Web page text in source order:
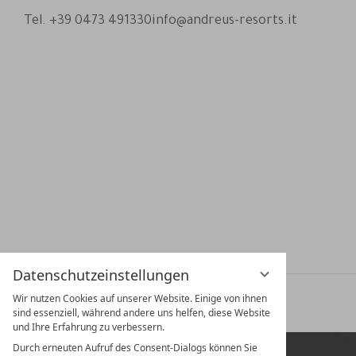
Datenschutzeinstellungen
Wir nutzen Cookies auf unserer Website. Einige von ihnen
sind essenziell, während andere uns helfen, diese Website
und Ihre Erfahrung zu verbessern.
Durch erneuten Aufruf des Consent-Dialogs können Sie
Tel. +39 0473 491330info@andreus-resorts.it
ImpressumDatenschutzDatenschutzeinstellungen